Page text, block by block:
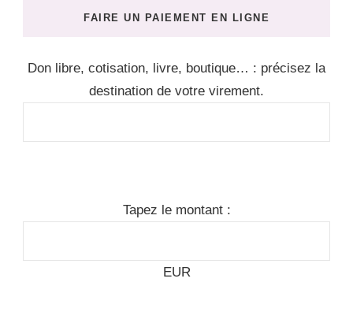
FAIRE UN PAIEMENT EN LIGNE
Don libre, cotisation, livre, boutique… : précisez la
destination de votre virement.
Tapez le montant :
EUR